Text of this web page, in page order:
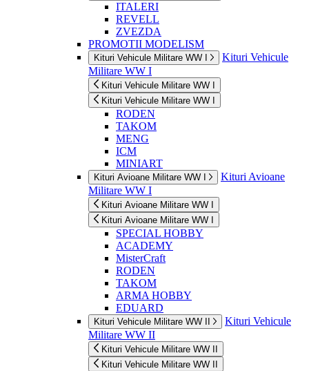
ITALERI
REVELL
ZVEZDA
PROMOTII MODELISM
Kituri Vehicule Militare WW I
Kituri Vehicule
Militare WW I
Kituri Vehicule Militare WW I
Kituri Vehicule Militare WW I
RODEN
TAKOM
MENG
ICM
MINIART
Kituri Avioane Militare WW I
Kituri Avioane
Militare WW I
Kituri Avioane Militare WW I
Kituri Avioane Militare WW I
SPECIAL HOBBY
ACADEMY
MisterCraft
RODEN
TAKOM
ARMA HOBBY
EDUARD
Kituri Vehicule Militare WW II
Kituri Vehicule
Militare WW II
Kituri Vehicule Militare WW II
Kituri Vehicule Militare WW II